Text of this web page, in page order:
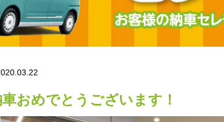
おめでとうございます！